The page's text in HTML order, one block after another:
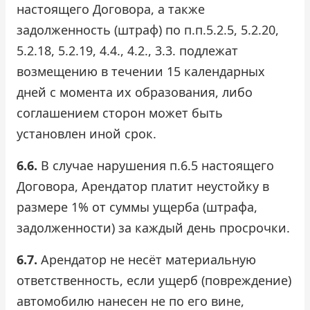
настоящего Договора, а также
задолженность (штраф) по п.п.5.2.5, 5.2.20,
5.2.18, 5.2.19, 4.4., 4.2., 3.3. подлежат
возмещению в течении 15 календарных
дней с момента их образования, либо
соглашением сторон может быть
установлен иной срок.
6.6. В случае нарушения п.6.5 настоящего
Договора, Арендатор платит неустойку в
размере 1% от суммы ущерба (штрафа,
задолженности) за каждый день просрочки.
6.7. Арендатор не несёт материальную
ответственность, если ущерб (повреждение)
автомобилю нанесен не по его вине,